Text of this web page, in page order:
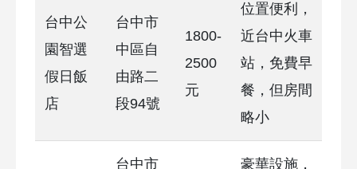
台中公
園智選
假日飯
店
台中市
中區自
由路二
段94號
1800-
2500
元
位置便利，
近台中火車
站，免費早
餐，但房間
略小
台中市
豪華設施，